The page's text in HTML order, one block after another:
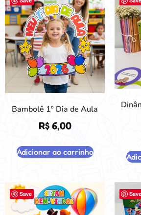
Bambolê 1º Dia de Aula
R$6,00
Adicionar ao carrinho
Save Save